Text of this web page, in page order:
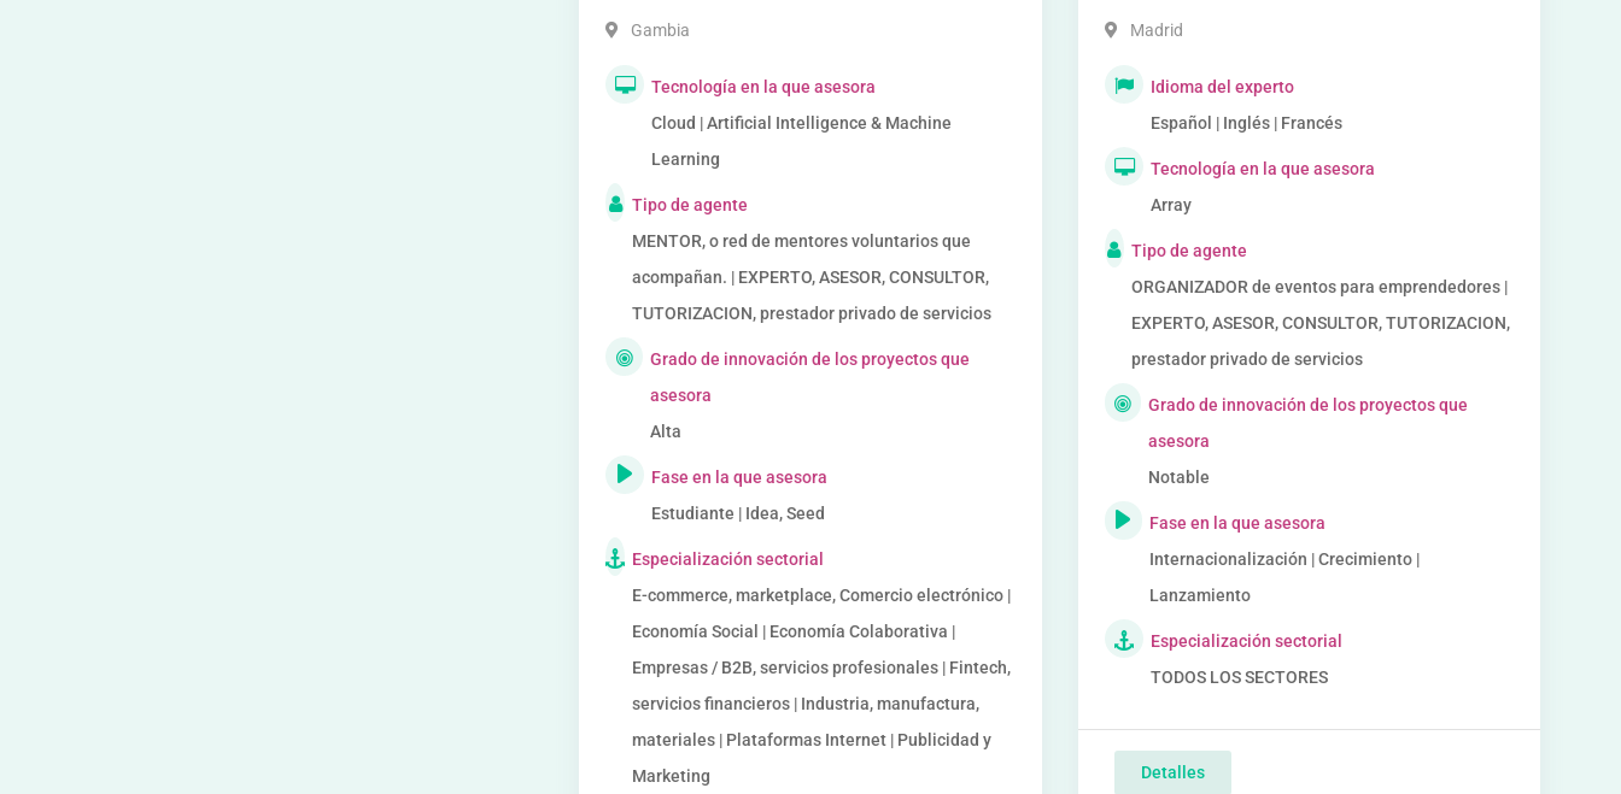
Gambia
Tecnología en la que asesora
Cloud | Artificial Intelligence & Machine
Learning
Tipo de agente
MENTOR, o red de mentores voluntarios que
acompañan. | EXPERTO, ASESOR, CONSULTOR,
TUTORIZACION, prestador privado de servicios
Grado de innovación de los proyectos que
asesora
Alta
Fase en la que asesora
Estudiante | Idea, Seed
Especialización sectorial
E-commerce, marketplace, Comercio electrónico |
Economía Social | Economía Colaborativa |
Empresas / B2B, servicios profesionales | Fintech,
servicios financieros | Industria, manufactura,
materiales | Plataformas Internet | Publicidad y
Marketing
Madrid
Idioma del experto
Español | Inglés | Francés
Tecnología en la que asesora
Array
Tipo de agente
ORGANIZADOR de eventos para emprendedores |
EXPERTO, ASESOR, CONSULTOR, TUTORIZACION,
prestador privado de servicios
Grado de innovación de los proyectos que
asesora
Notable
Fase en la que asesora
Internacionalización | Crecimiento |
Lanzamiento
Especialización sectorial
TODOS LOS SECTORES
Detalles